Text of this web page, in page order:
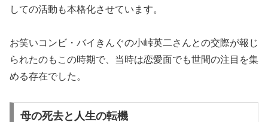
しての活動も本格化させています。
お笑いコンビ・バイきんぐの小峠英二さんとの交際が報じ
られたのもこの時期で、当時は恋愛面でも世間の注目を集
める存在でした。
母の死去と人生の転機